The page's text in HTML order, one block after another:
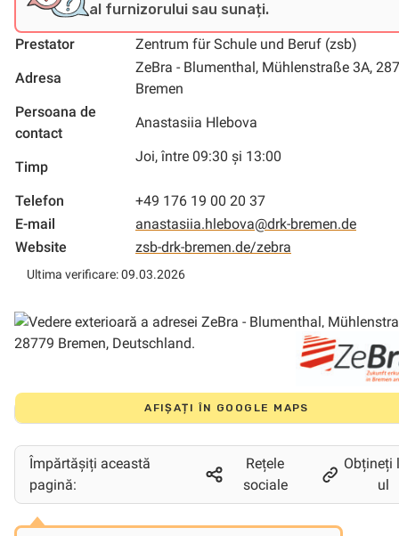
al furnizorului sau sunați.
Prestator
Zentrum für Schule und Beruf (zsb)
Adresa
ZeBra - Blumenthal, Mühlenstraße 3A,
Bremen
Persoana de
contact
Anastasiia Hlebova
Timp
Joi, între 09:30 și 13:00
Telefon
+49 176 19 00 20 37
E-mail
anastasiia.hlebova@drk-bremen.de
Website
zsb-drk-bremen.de/zebra
Ultima verificare: 09.03.2026
AFIȘAȚI ÎN GOOGLE MAPS
Împărtășiți această
pagină:
Rețele
sociale
Obțineți
ul